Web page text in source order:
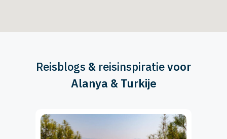
Reisblogs & reisinspiratievoor
Alanya & Turkije